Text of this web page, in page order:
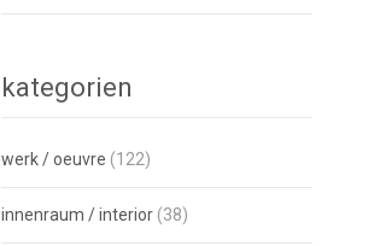
kategorien
werk / oeuvre (122)
innenraum / interior (38)